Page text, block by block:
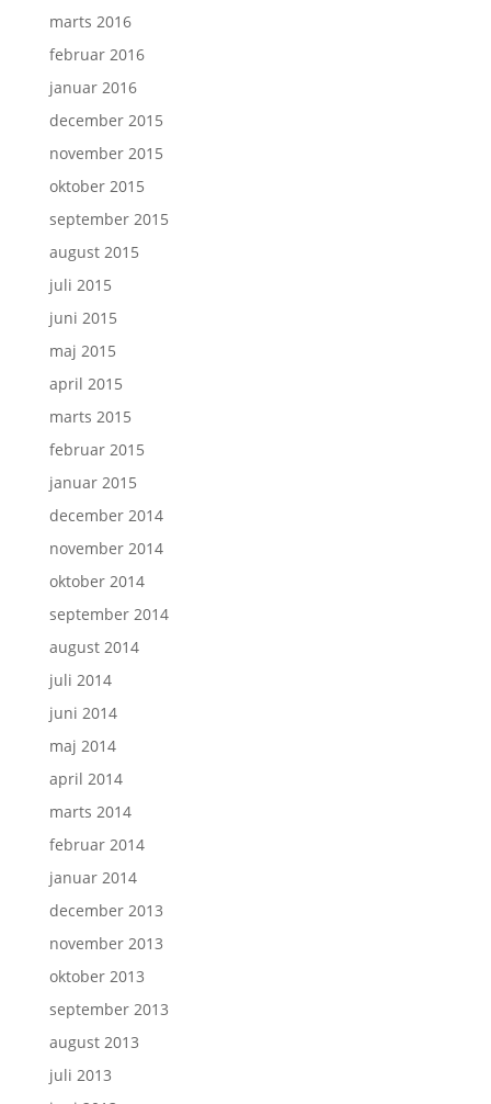
marts 2016
februar 2016
januar 2016
december 2015
november 2015
oktober 2015
september 2015
august 2015
juli 2015
juni 2015
maj 2015
april 2015
marts 2015
februar 2015
januar 2015
december 2014
november 2014
oktober 2014
september 2014
august 2014
juli 2014
juni 2014
maj 2014
april 2014
marts 2014
februar 2014
januar 2014
december 2013
november 2013
oktober 2013
september 2013
august 2013
juli 2013